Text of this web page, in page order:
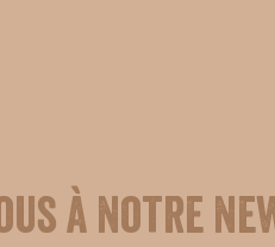
à notre